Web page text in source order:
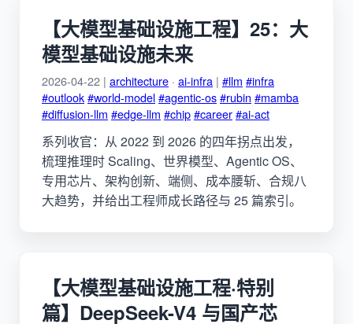
【大模型基础设施工程】25：大
模型基础设施未来
2026-04-22 | architecture · ai-infra | #llm #infra
#outlook#world-model#agentic-os#rubin #mamba
#diffusion-llm #edge-llm #chip#career#ai-act
系列收官：从 2022 到 2026 的四年拐点出发，
梳理推理时 Scaling、世界模型、Agentic OS、
专用芯片、架构创新、端侧、成本腰斩、合规八
大趋势，并给出工程师成长路径与 25 篇索引。
【大模型基础设施工程·特别
篇】DeepSeek-V4 与国产芯